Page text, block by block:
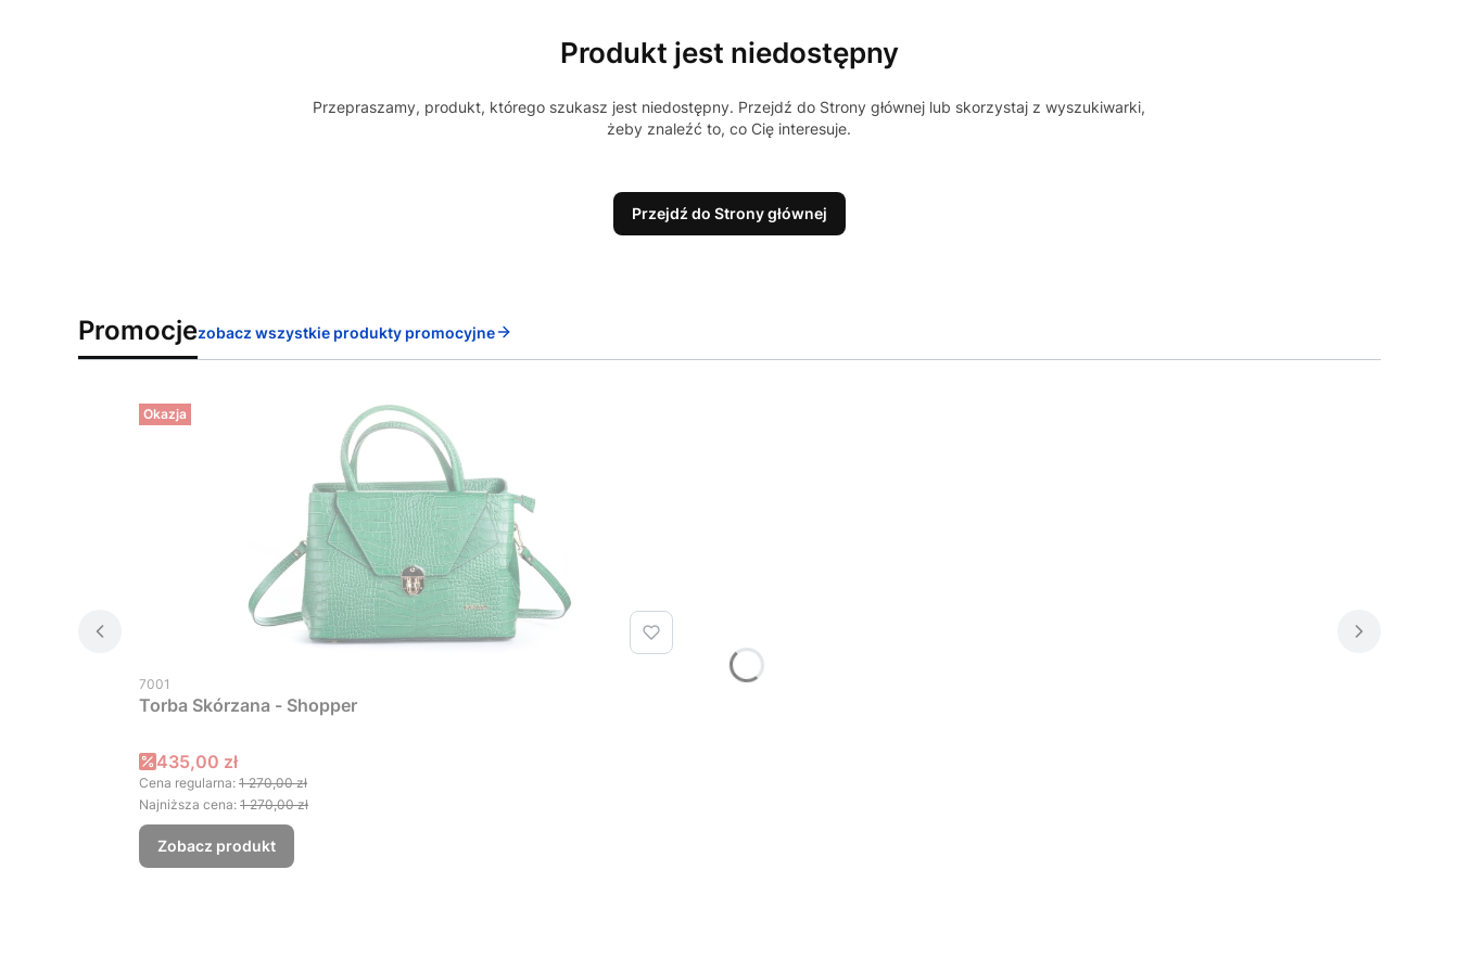
Produkt jest niedostępny
Przepraszamy, produkt, którego szukasz jest niedostępny. Przejdź do Strony głównej lub skorzystaj z wyszukiwarki,
żeby znaleźć to, co Cię interesuje.
Przejdź do Strony głównej
Promocjezobacz wszystkie produkty promocyjne
Okazja
Kod producenta
7001
Torba Skórzana - Shopper
Cena promocyjna
435,00 zł
Cena regularna: 1 270,00 zł
Najniższa cena: 1 270,00 zł
Zobacz produkt